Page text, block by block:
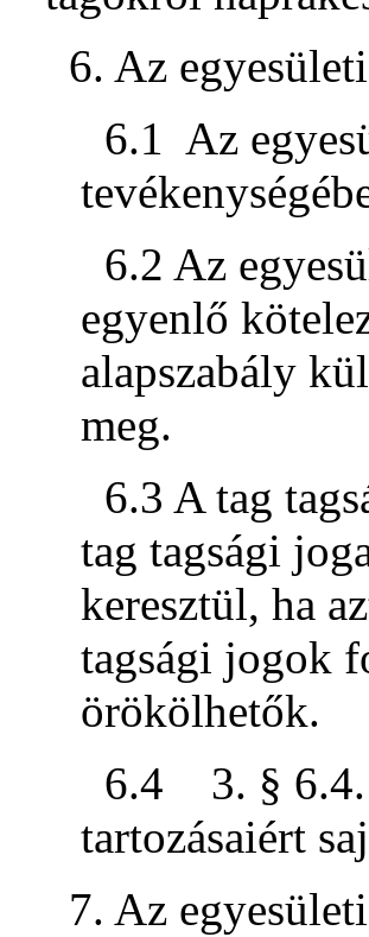
6. Az
6.1 Az
6.2 Az
egyenlő
alapszabály
meg.
6.3 A tag
tag tagsági
keresztül, ha
tagsági jogok
örökölhetők.
6.4 3. § 6.4.
tartozásaiért
7. Az